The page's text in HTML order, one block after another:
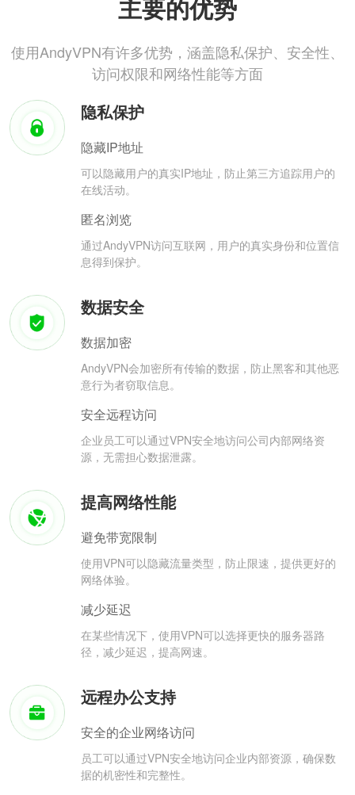
主要的优势
使用AndyVPN有许多优势，涵盖隐私保护、安全性、
访问权限和网络性能等方面
隐私保护
隐藏IP地址
可以隐藏用户的真实IP地址，防止第三方追踪用户的
在线活动。
匿名浏览
通过AndyVPN访问互联网，用户的真实身份和位置信
息得到保护。
数据安全
数据加密
AndyVPN会加密所有传输的数据，防止黑客和其他恶
意行为者窃取信息。
安全远程访问
企业员工可以通过VPN安全地访问公司内部网络资
源，无需担心数据泄露。
提高网络性能
避免带宽限制
使用VPN可以隐藏流量类型，防止限速，提供更好的
网络体验。
减少延迟
在某些情况下，使用VPN可以选择更快的服务器路
径，减少延迟，提高网速。
远程办公支持
安全的企业网络访问
员工可以通过VPN安全地访问企业内部资源，确保数
据的机密性和完整性。